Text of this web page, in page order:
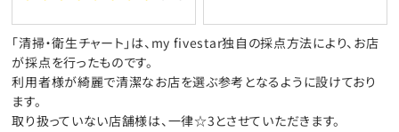
「清掃・衛生チャート」は、my fivestar独自の採点方法により、お店
が採点を行ったものです。
利用者様が綺麗で清潔なお店を選ぶ参考となるように設けており
ます。
取り扱っていない店舗様は、一律☆3とさせていただきます。